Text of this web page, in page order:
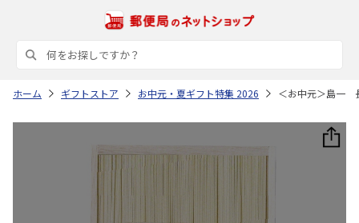
ホーム ギフトストア お中元・夏ギフト特集 2026 ＜お中元＞島一